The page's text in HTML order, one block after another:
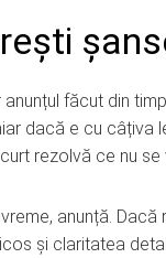
anunțul făcut din
dacă e cu câțiva
rezolvă ce nu
anunță.
și claritatea